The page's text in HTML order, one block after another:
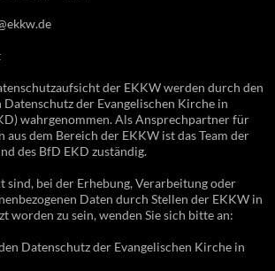
der EKKW werden durch den
der Evangelischen Kirche in
wahrgenommen. Als Ansprechpartner für
aus dem Bereich der EKKW ist das Team der
des BfD EKD zuständig.
sind, bei der Erhebung, Verarbeitung oder
Daten durch Stellen der EKKW in
worden zu sein, wenden Sie sich bitte an:
Datenschutz der Evangelischen Kirche in